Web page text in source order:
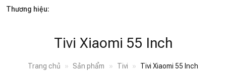
Thương hiệu:
Tivi Xiaomi 55 Inch
Trang chủ » Sản phẩm » Tivi » Tivi Xiaomi 55 Inch